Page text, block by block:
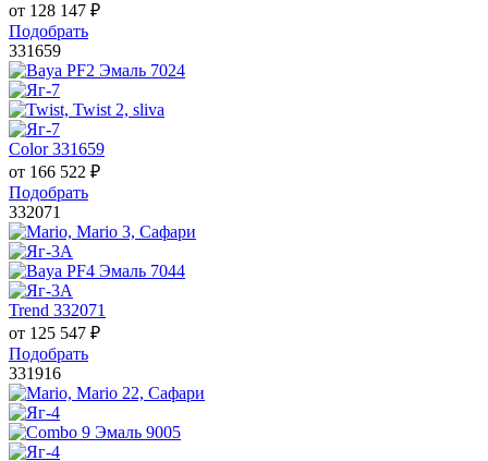
от 128 147 ₽
Подобрать
331659
Color 331659
от 166 522 ₽
Подобрать
332071
Trend 332071
от 125 547 ₽
Подобрать
331916